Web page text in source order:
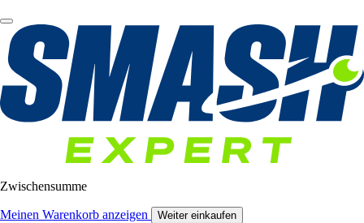
Zwischensumme
Meinen Warenkorb anzeigen Weiter einkaufen